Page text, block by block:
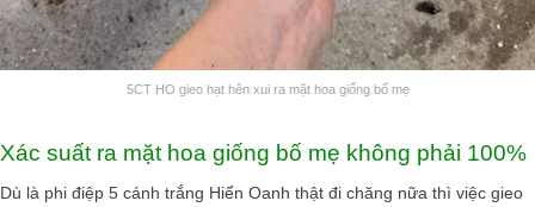
5CT HO gieo hạt hên xui ra mặt hoa giống bố mẹ
Xác suất ra mặt hoa giống bố mẹ không phải 100%
Dù là phi điệp 5 cánh trắng Hiển Oanh thật đi chăng nữa thì việc gieo